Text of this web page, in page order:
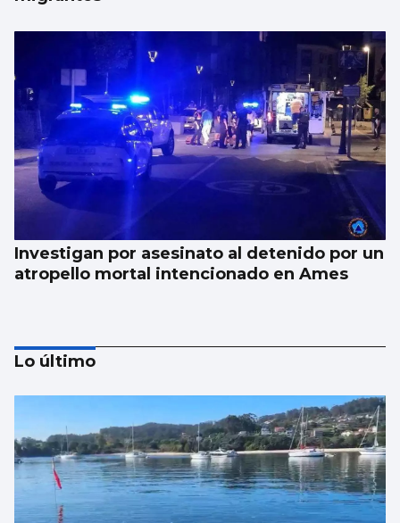
Investigan por asesinato al detenido por un
atropello mortal intencionado en Ames
Lo último